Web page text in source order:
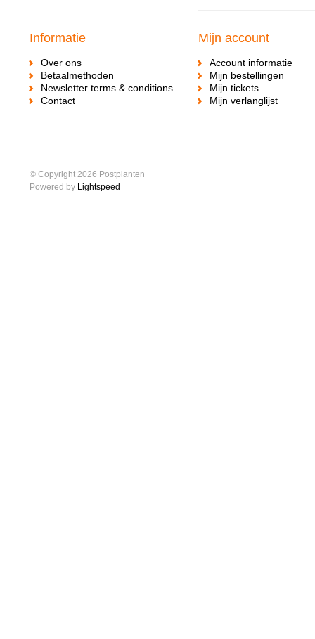
Informatie
Over ons
Betaalmethoden
Newsletter terms & conditions
Contact
Mijn account
Account informatie
Mijn bestellingen
Mijn tickets
Mijn verlanglijst
© Copyright 2026 Postplanten
Powered by Lightspeed